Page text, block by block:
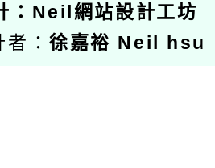
： Neil網站設計工坊
者：徐嘉裕 Neil hsu